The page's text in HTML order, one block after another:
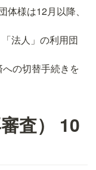
様は12月以降、
法人」の利用団
の切替手続きを
査） 10